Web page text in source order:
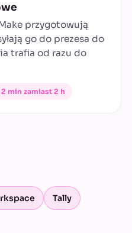
przygotowują
go do prezesa do
trafia od razu do
min zamiast 2 h
Tally